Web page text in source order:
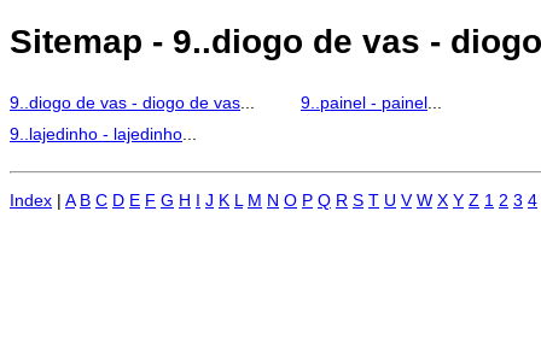
Sitemap - 9..diogo de vas -
9..diogo de vas - diogo de vas 9..painel - painel
9..lajedinho - lajedinho
Index | A B C D E F G H I J K L M N O P Q R S T U V W X Y Z 1 2 3 4